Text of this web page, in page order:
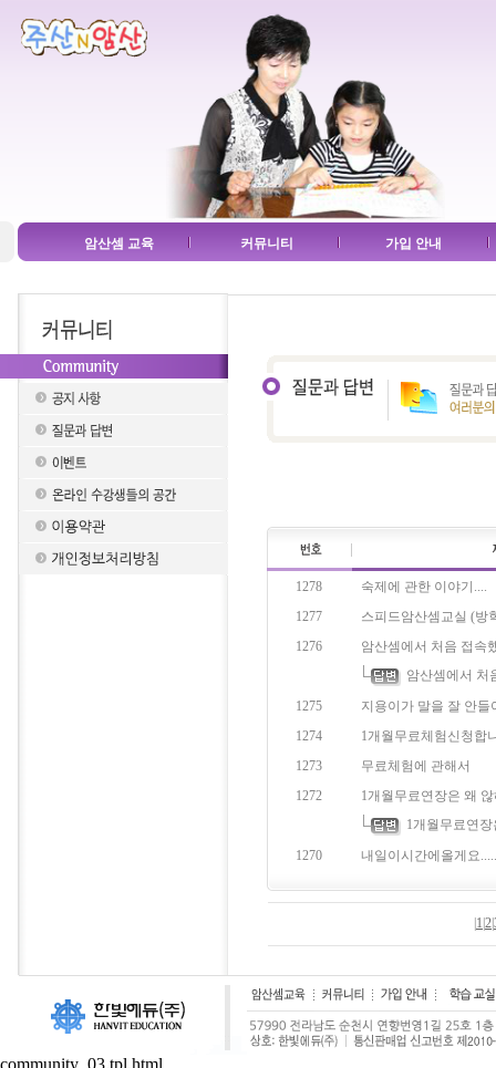
암산셈 교육 커뮤니티 가입 안내
1278
숙제에 관한 이야기....
1277
스피드암산셈교실 (방
1276
암산셈에서 처음 접속
암산셈에서 처
1275
지용이가 말을 잘 안들
1274
1개월무료체험신청합
1273
무료체험에 관해서
1272
1개월무료연장은 왜
1개월무료연
1270
내일이시간에올게요.....
1 2
community_03.tpl.html